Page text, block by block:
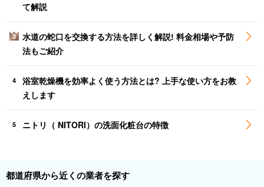
て解説
3
水道の蛇口を交換する方法を詳しく解説! 料金相場や予防
法もご紹介
4
浴室乾燥機を効率よく使う方法とは? 上手な使い方をお教
えします
5 ニトリ（ NITORI）の洗面化粧台の特徴
都道府県から近くの業者を探す